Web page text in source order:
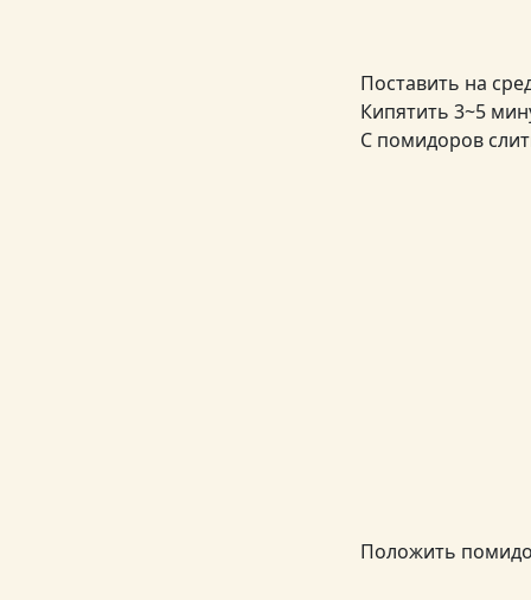
Поставить на
Кипятить 3~5
С помидоров
Положить